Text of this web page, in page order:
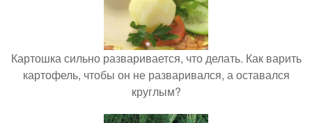
Картошка сильно разваривается, что делать. Как варить
картофель, чтобы он не разваривался, а оставался
круглым?